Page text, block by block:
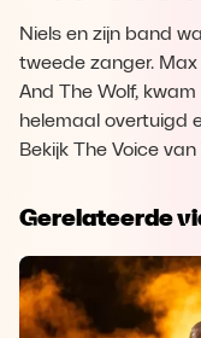
Niels en zijn band
tweede zanger.
And The Wolf,
helemaal overtuigd
Bekijk The Voice
Gerelateerde